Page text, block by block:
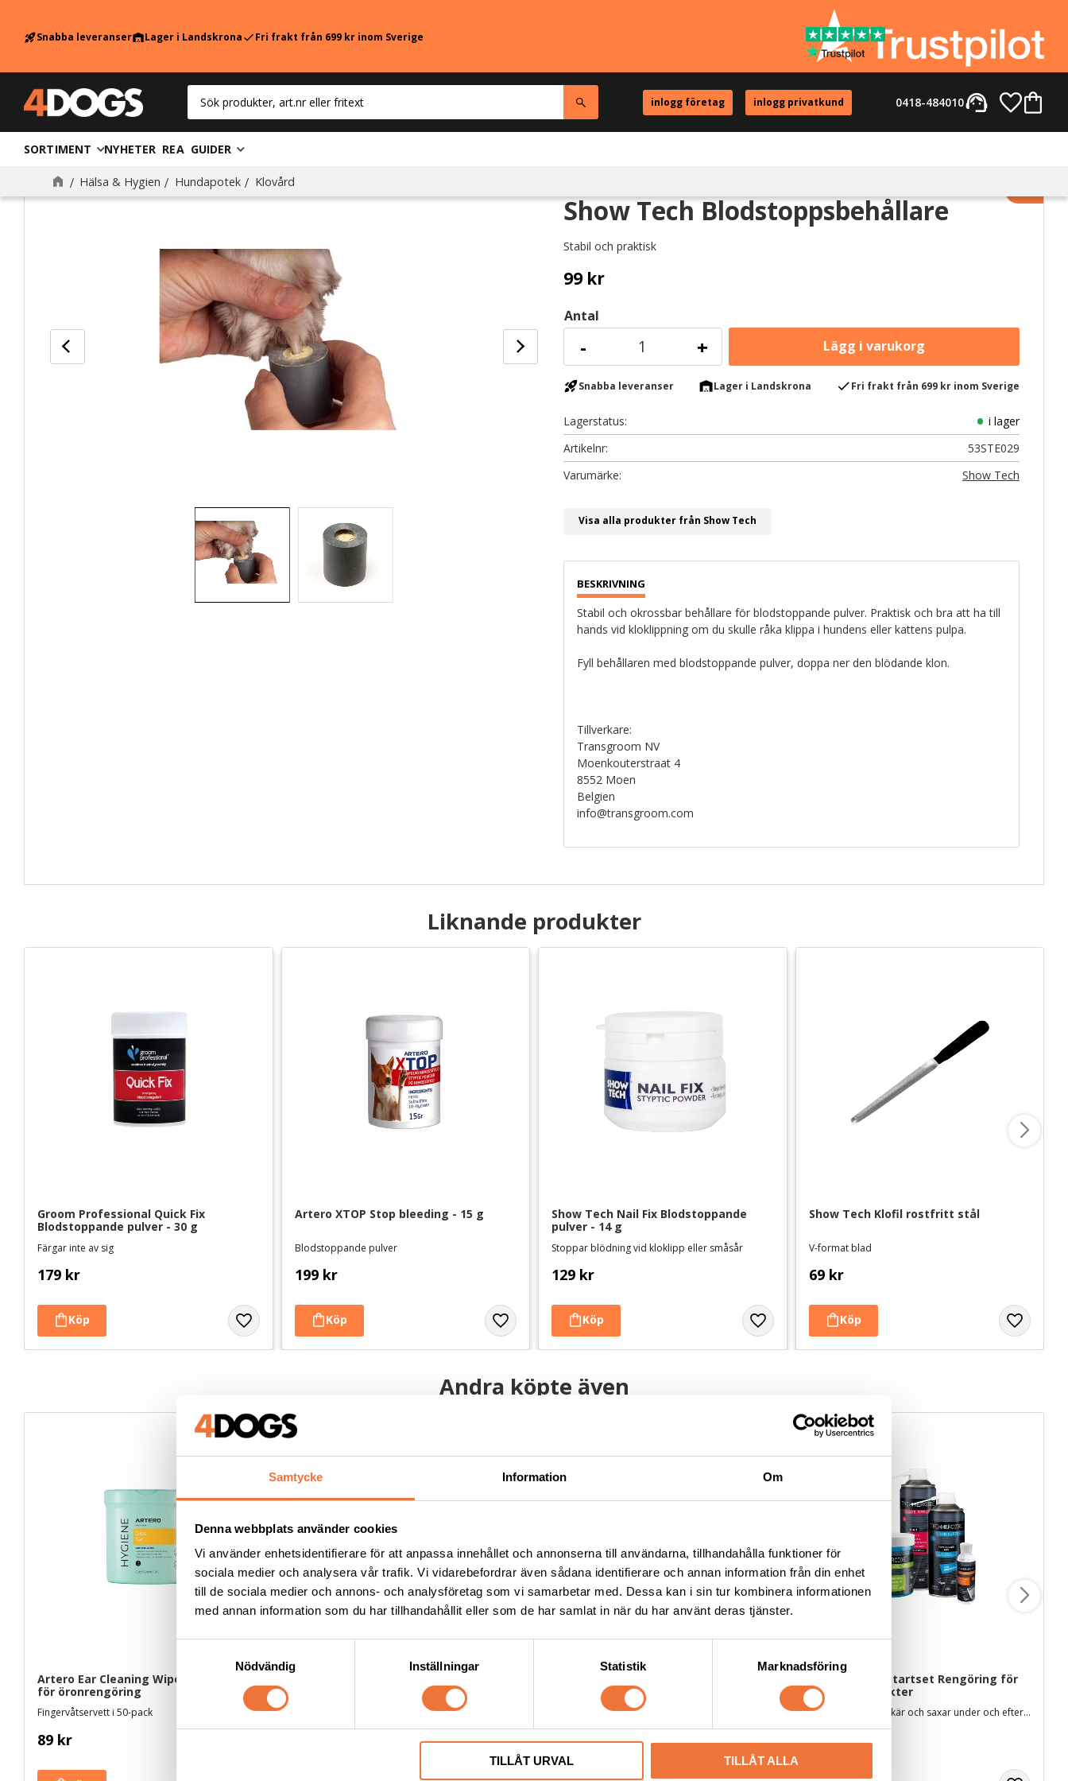
Samtycke Information Om
Denna webbplats använder cookies
Vi använder enhetsidentifierare för att anpassa innehållet och annonserna till användarna, tillhandahålla funktioner för
sociala medier och analysera vår trafik. Vi vidarebefordrar även sådana identifierare och annan information från din enhet
till de sociala medier och annons- och analysföretag som vi samarbetar med. Dessa kan i sin tur kombinera informationen
med annan information som du har tillhandahållit eller som de har samlat in när du har använt deras tjänster.
m
Nödvändig Inställningar Statistik Marknadsföring
TILLÅT URVAL TILLÅT ALLA
rocket_launchSnabba leveranserwarehouseLager i LandskronacheckFri frakt från 699 kr inom Sverige
inlogg företag inlogg privatkund support_agent
0418-484010
SORTIMENT NYHETER REA GUIDER
Hälsa & Hygien Hundapotek Klovård
Show Tech Blodstoppsbehållare
Stabil och praktisk
99kr
Antal
+
-
Lägg
rocket_launchSnabba leveranser warehouseLager i Landskrona checkFri frakt från 699 kr inom Sverige
Lagerstatus
i lager
Artikelnr
53STE029
Show Tech
Visa alla produkter från Show Tech
Stabil och okrossbar behållare för blodstoppande pulver. Praktisk och bra att ha till
hands vid kloklippning om du skulle råka klippa i hundens eller kattens pulpa.
Fyll behållaren med blodstoppande pulver, doppa ner den blödande klon.
Tillverkare:
Transgroom NV
Moenkouterstraat 4
8552 Moen
Belgien
info@transgroom.com
Liknande produkter
Groom Professional Quick Fix
Blodstoppande pulver - 30 g
Färgar inte av sig
179 kr
Artero XTOP Stop bleeding - 15 g
Blodstoppande pulver
199 kr
Show Tech Nail Fix Blodstoppande
pulver - 14 g
Stoppar blödning vid kloklipp eller småsår
129 kr
Show Tech Klofil rostfritt stål
V-format blad
69 kr
Andra köpte även
Artero Ear Cleaning Wipes fingerpads
för öronrengöring
Fingervåtservett i 50-pack
89 kr
Dämpar höga ljud. Set med tre storlekar
269kr
Trimmercide Startset Rengöring för
skär - 4 produkter
För rengöring av skär och saxar under och efter klippning. Svensktillverkade
409kr